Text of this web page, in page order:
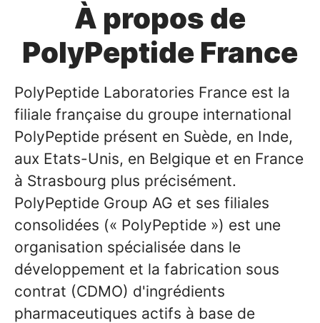
À propos de
PolyPeptide France
PolyPeptide Laboratories France est la
filiale française du groupe international
PolyPeptide présent en Suède, en Inde,
aux Etats-Unis, en Belgique et en France
à Strasbourg plus précisément.
PolyPeptide Group AG et ses filiales
consolidées (« PolyPeptide ») est une
organisation spécialisée dans le
développement et la fabrication sous
contrat (CDMO) d'ingrédients
pharmaceutiques actifs à base de